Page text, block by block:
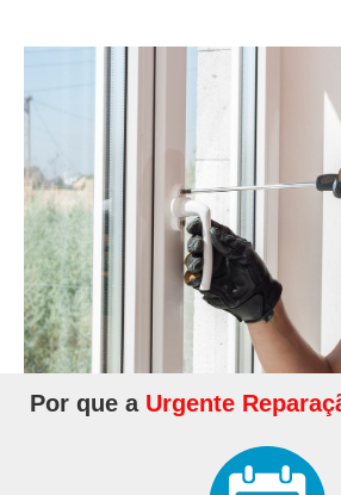
Por que a Urgente